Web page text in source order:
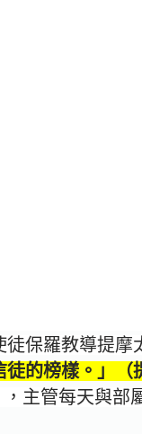
保羅教導提摩
徒的榜樣。」（
主管每天與部